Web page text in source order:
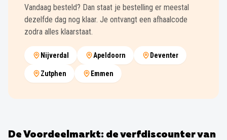
Vandaag besteld? Dan staat je bestelling er meestal
dezelfde dag nog klaar. Je ontvangt een afhaalcode
zodra alles klaarstaat.
Nijverdal Apeldoorn Deventer
Zutphen Emmen
De Voordeelmarkt: de verfdiscounter van